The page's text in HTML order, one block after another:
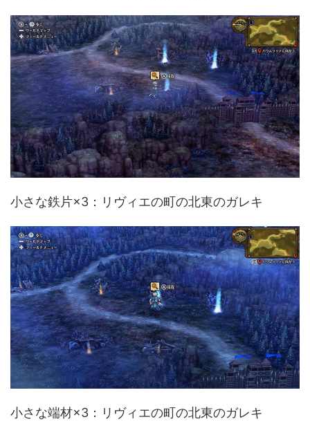
小さな鉄片×3：リヴィエの町の北東のガレキ
小さな端材×3：リヴィエの町の北東のガレキ